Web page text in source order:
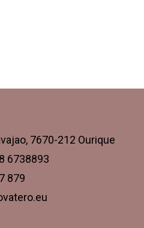
7670-212 Ourique
6738893
879